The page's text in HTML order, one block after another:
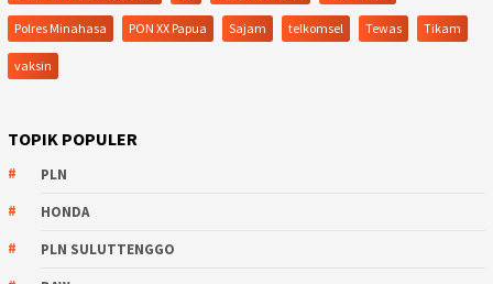
Polres Minahasa PON XX Papua Sajam telkomsel Tewas Tikam
vaksin
TOPIK POPULER
PLN
HONDA
PLN SULUTTENGGO